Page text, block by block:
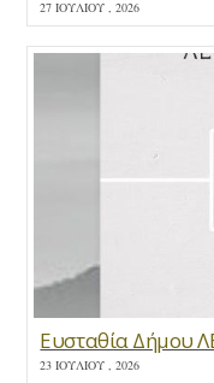
27 ΙΟΥΛΊΟΥ , 2026
Ευσταθία Δήμου
23 ΙΟΥΛΊΟΥ , 2026